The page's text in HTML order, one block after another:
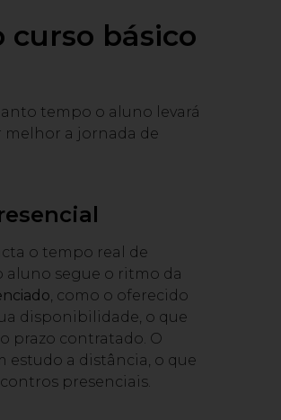
curso básico
tempo o aluno levará
melhor a jornada de
o tempo real de
aluno segue o ritmo da
, como o oferecido
disponibilidade, o que
prazo contratado. O
a distância, o que
presenciais.